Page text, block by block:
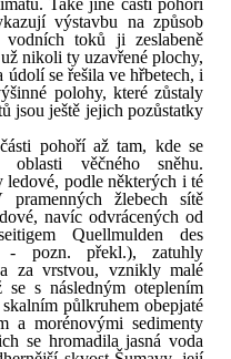
Také jiné části pohoří
výstavbu na způsob
toků ji zeslabeně
nikoli ty uzavřené plochy,
se řešila ve hřbetech, i
polohy, které zůstaly
jsou ještě jejich pozůstatky
pohoří až tam, kde se
věčného sněhu.
podle některých i té
pramenných žlebech sítě
navíc odvrácených od
Quellmulden des
- pozn. překl.), zatuhly
za vrstvou, vznikly malé
s následným oteplením
půlkruhem obepjaté
a morénovými sedimenty
se hromadila jasná voda